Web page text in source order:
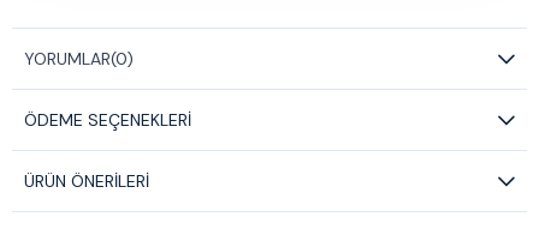
YORUMLAR(0)
ÖDEME SEÇENEKLERI
ÜRÜN ÖNERILERI